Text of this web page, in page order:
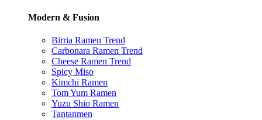
Modern & Fusion
Birria Ramen Trend
Carbonara Ramen Trend
Cheese Ramen Trend
Spicy Miso
Kimchi Ramen
Tom Yum Ramen
Yuzu Shio Ramen
Tantanmen